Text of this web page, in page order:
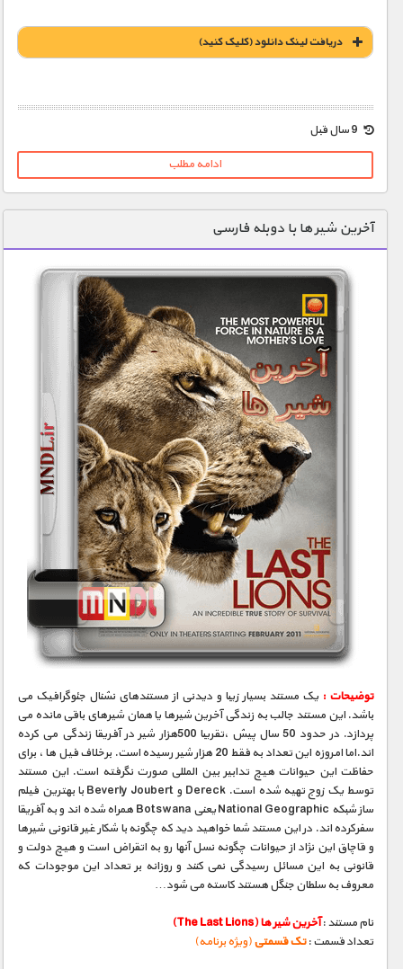
دریافت لينک دانلود (کليک کنيد)
1900 تومان – آتش سوزی در ماشین - تصادف قایق (افزودن به سبد خرید)
1900 تومان – نشت گاز - سوختگی (افزودن به سبد خريد)
1900 تومان – سانحه با دوچرخه کوهستان - تعقیب و گریز (افزودن به سبد خريد)
1900 تومان – در دام فریزر(افزودن به سبد خريد)
1900 تومان – سقوط آسانسور - قطع برق (افزودن به سبد خريد)
1900 تومان – ترمز بریده - حمله فیزیکی (افزودن به سبد خريد)
1900 تومان – زلزله (افزودن به سبد خريد)
1900 تومان – سرقت - فرار از ساختمان (افزودن به سبد خريد)
1900 تومان – گیر کردن وسط بیابان، تارانتولا(افزودن به سبد خريد)
ادامه مطلب
آخرین شیر ها با دوبله فارسی
توضیحات : یک مستند بسیار زیبا و دیدنی از مستندهای نشنال جئوگرافیک می
باشد. این مستند جالب به زندگی آخرین شیرها یا همان شیرهای باقی مانده می
پردازد. در حدود 50 سال پیش ،تقریبا 500هزار شیر در آفریقا زندگی می کرده
اند.اما امروزه این تعداد به فقط 20 هزار شیر رسیده است. برخلاف فیل ها ، برای
حفاظت این حیوانات هیچ تدابیر بین المللی صورت نگرفته است. این مستند
توسط یک زوج تهیه شده است. Dereck و Beverly Joubert با بهترین فیلم
ساز شبکه National Geographic یعنی Botswana همراه شده اند و به آفریقا
سفرکرده اند. در این مستند شما خواهید دید که چگونه با شکار غیر قانونی شیرها
و قاچاق این نژاد از حیوانات چگونه نسل آنها رو به اتقراض است و هیچ دولت و
قانونی به این مسائل رسیدگی نمی کنند و روزانه بر تعداد این موجودات که
معروف به سلطان جنگل هستند کاسته می شود…
نام مستند :آخرین شیر ها (The Last Lions)
تعداد قسمت :تک قسمتی(ویژه برنامه)